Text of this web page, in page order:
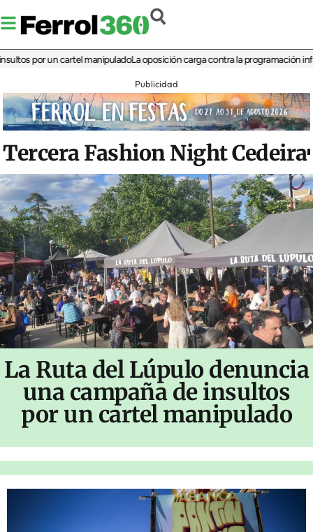
por un cartel manipuladoLa oposición carga contra la programación infantil
Publicidad
Tercera Fashion Night Cedeira
La Ruta del Lúpulo denuncia
una campaña de insultos
por un cartel manipulado